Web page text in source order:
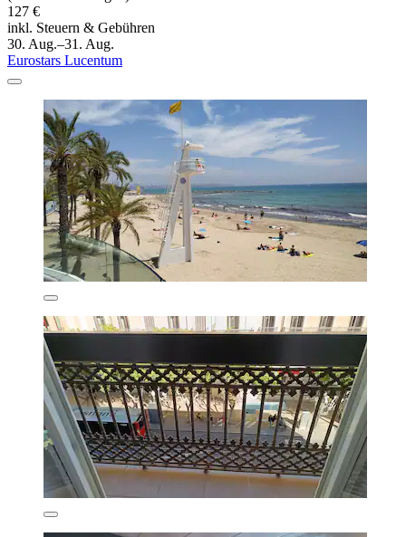
127 €
inkl. Steuern & Gebühren
30. Aug.–31. Aug.
Eurostars Lucentum